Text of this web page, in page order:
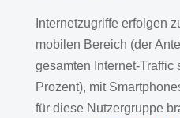
Internetzugriffe erfolgen
mobilen Bereich (der
gesamten Internet-Traffic
Prozent), mit
für diese Nutzergruppe